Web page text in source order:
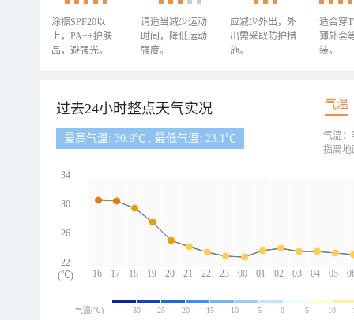
涂擦SPF20以
上，PA++护肤
品，避强光。
请适当减少运动
时间，降低运动
强度。
应减少外出，外
出需采取防护措
施。
适合穿
薄外套
装。
过去24小时整点天气实况 气温
最高气温: 30.9℃ , 最低气温: 23.1℃
16 17 18 19 20 21 22 23 00 01 02 03 04 05
34
30
26
22
(℃)
气温：
指离地
气温(℃) -30 -25 -20 -15 -10 -5 0 5 10